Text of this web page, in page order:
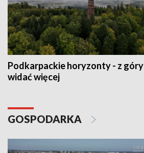
Podkarpackie horyzonty - z góry
widać więcej
GOSPODARKA